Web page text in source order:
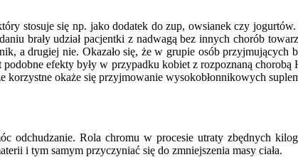
stosuje się np. jako dodatek do zup, owsianek czy
brały udział pacjentki z nadwagą bez innych chorób
a drugiej nie. Okazało się, że w grupie osób przyjmujących
efekty były w przypadku kobiet z rozpoznaną chorobą
korzystne okaże się przyjmowanie wysokobłonnikowych
odchudzanie. Rola chromu w procesie utraty zbędnych
i tym samym przyczyniać się do zmniejszenia masy ciała.